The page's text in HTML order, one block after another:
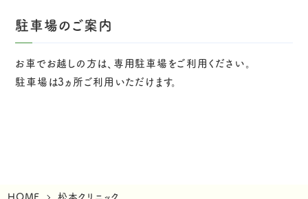
駐車場のご案内
お車でお越しの方は、専用駐車場をご利用ください。
駐車場は3ヵ所ご利用いただけます。
HOME 松本クリニック